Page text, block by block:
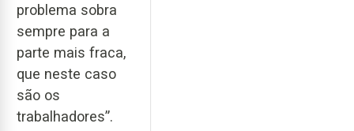
problema sobra
sempre para a
parte mais fraca,
que neste caso
são os
trabalhadores”.